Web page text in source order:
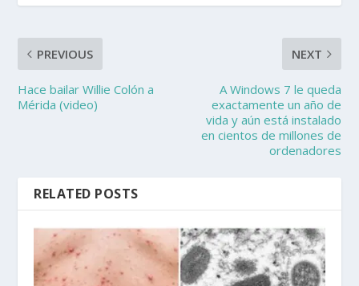
PREVIOUS
Hace bailar Willie Colón a
Mérida (video)
NEXT
A Windows 7 le queda
exactamente un año de
vida y aún está instalado
en cientos de millones de
ordenadores
RELATED POSTS